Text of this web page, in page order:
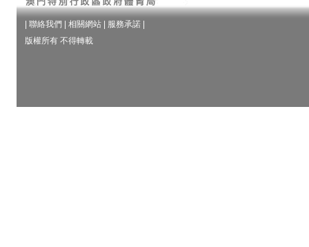
聯絡我們 相關網站 服務承諾
版權所有 不得轉載